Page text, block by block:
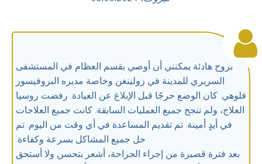
بروح هادئة يمكنني أن أوصي بقسم العظام في المستشفى
السريري للمدينة في زولينغن وخاصة مديره البروفيسور
فلوهي. كان الوضع حرجًا قبل الإبلاغ عن العيادة. رفضت روسيا
العلاج، ولم تنجح جميع العمليات السابقة. كانت جميع العلاجات
في أيدٍ أمينة. تم تقديم المساعدة في أي وقت من اليوم. تم
حل جميع المشاكل بسرعة وكفاءة.
بعد فترة قصيرة من إجراء الجراحة، أشعر بتحسن ولا أستحق